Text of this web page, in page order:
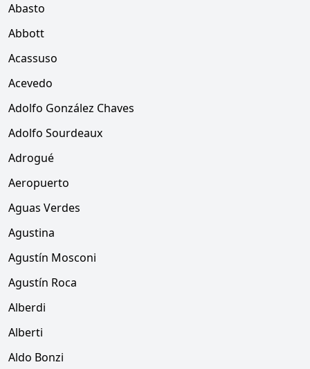
Abasto
Abbott
Acassuso
Acevedo
Adolfo González Chaves
Adolfo Sourdeaux
Adrogué
Aeropuerto
Aguas Verdes
Agustina
Agustín Mosconi
Agustín Roca
Alberdi
Alberti
Aldo Bonzi